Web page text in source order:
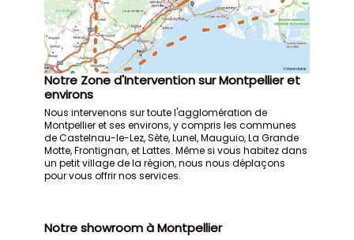
Notre Zone d'Intervention sur Montpellier et
environs
Nous intervenons sur toute l'agglomération de
Montpellier et ses environs, y compris les communes
de Castelnau-le-Lez, Sète, Lunel, Mauguio, La Grande
Motte, Frontignan, et Lattes. Même si vous habitez dans
un petit village de la région, nous nous déplaçons
pour vous offrir nos services.
Notre showroom à Montpellier